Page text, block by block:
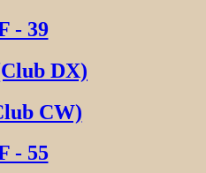
- 39
DX)
CW)
- 55